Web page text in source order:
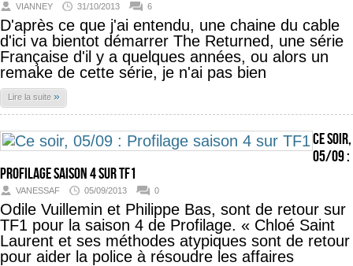
VIANNEY 31/10/2013 6
D'après ce que j'ai entendu, une chaine du cable
d'ici va bientot démarrer The Returned, une série
Française d'il y a quelques années, ou alors un
remake de cette série, je n'ai pas bien
Lire la suite »
Ce soir,
05/09 :
Profilage saison 4 sur TF1
VANESSAF 05/09/2013 0
Odile Vuillemin et Philippe Bas, sont de retour sur
TF1 pour la saison 4 de Profilage. « Chloé Saint
Laurent et ses méthodes atypiques sont de retour
pour aider la police à résoudre les affaires